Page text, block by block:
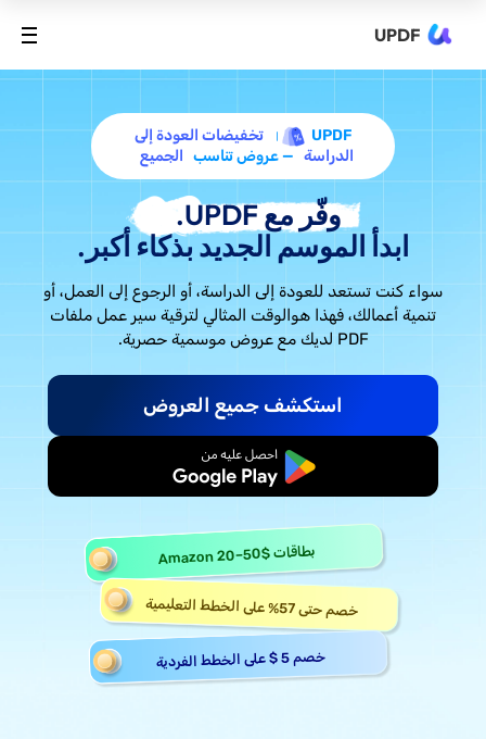
UPDF
UPDF
تخفيضات العودة إلى
الدراسة — عروض تناسب الجميع
وفّر مع UPDF.
ابدأ الموسم الجديد بذكاء أكبر.
سواء كنت تستعد للعودة إلى الدراسة، أو الرجوع إلى العمل، أو
تنمية أعمالك، فهذا هوالوقت المثالي لترقية سير عمل ملفات
PDF لديك مع عروض موسمية حصرية.
استكشف جميع العروض
ابدأ مجانًا
بطاقاتAmazon 20–50$
خصم حتى 57% على الخطط التعليمية
خصم 5 $ على الخطط الفردية